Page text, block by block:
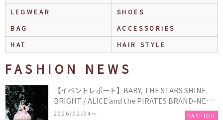
LEGWEAR
SHOES
BAG
ACCESSORIES
HAT
HAIR STYLE
FASHION NEWS
【イベントレポート】BABY, THE STARS SHINE
BRIGHT / ALICE and the PIRATES BRAND-NEW
COLLECTION in TOKYO
2026/02/04〜 FASHION